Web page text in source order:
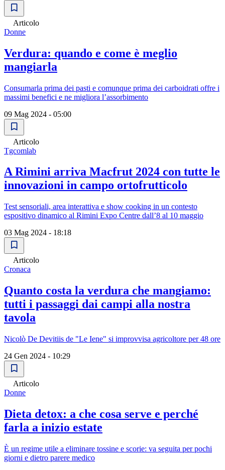
Articolo
Donne
Verdura: quando e come è meglio
mangiarla
Consumarla prima dei pasti e comunque prima dei carboidrati offre i
massimi benefici e ne migliora l’assorbimento
09 Mag 2024 - 05:00
Articolo
Tgcomlab
A Rimini arriva Macfrut 2024 con tutte le
innovazioni in campo ortofrutticolo
Test sensoriali, area interattiva e show cooking in un contesto
espositivo dinamico al Rimini Expo Centre dall’8 al 10 maggio
03 Mag 2024 - 18:18
Articolo
Cronaca
Quanto costa la verdura che mangiamo:
tutti i passaggi dai campi alla nostra
tavola
Nicolò De Devitiis de "Le Iene" si improvvisa agricoltore per 48 ore
24 Gen 2024 - 10:29
Articolo
Donne
Dieta detox: a che cosa serve e perché
farla a inizio estate
È un regime utile a eliminare tossine e scorie: va seguita per pochi
giorni e dietro parere medico